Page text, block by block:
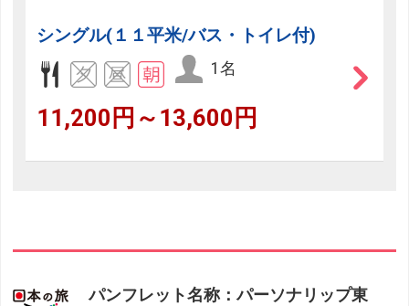
シングル(１１平米/バス・トイレ付)
1名
11,200円～13,600円
パンフレット名称：パーソナリップ東